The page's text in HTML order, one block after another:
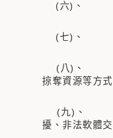
(六)、 隱藏
(七)、 窺視
(八)、 以任
掠奪資源等方
(九)、 以電
擾、非法軟體